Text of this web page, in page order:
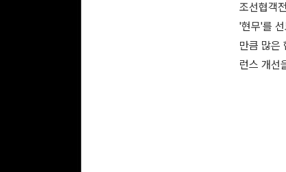
조선협객
'현무'를
만큼 많은
런스 개선